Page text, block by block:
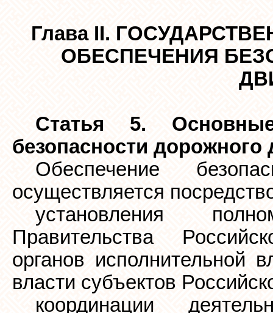
Глава II.
ОБЕСПЕЧЕНИЯ
Статья 5.
безопасности дорожного
Обеспечение
осуществляется
установления
Правительства
органов исполнительной
власти субъектов
координации